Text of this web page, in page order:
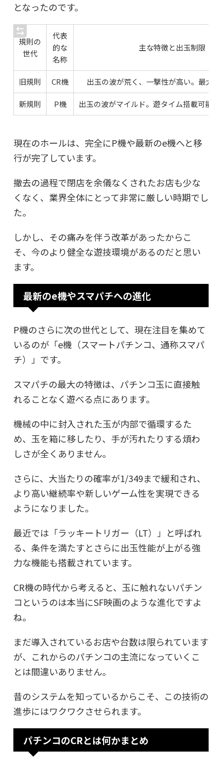
となったのです。
規則の
世代
代表
的な
名称
主な特徴と出玉制限
旧規則 CR機 出玉の波が荒く、一撃性が高い。最大
新規則 P機 出玉の波がマイルド。遊タイム搭載可能
現在のホールは、完全にP機や最新のe機へと移
行が完了しています。
撤去の過程で閉店を余儀なくされたお店も少な
くなく、業界全体にとって非常に厳しい時期でし
た。
しかし、その痛みを伴う改革があったからこ
そ、今のより健全な遊技環境があるのだと思い
ます。
最新のe機やスマパチへの進化
P機のさらに次の世代として、現在注目を集めて
いるのが「e機（スマートパチンコ、通称スマパ
チ）」です。
スマパチの最大の特徴は、パチンコ玉に直接触
れることなく遊べる点にあります。
機械の中に封入された玉が内部で循環するた
め、玉を箱に移したり、手が汚れたりする煩わ
しさが全くありません。
さらに、大当たりの確率が1/349まで緩和され、
より高い継続率や新しいゲーム性を実現できる
ようになりました。
最近では「ラッキートリガー（LT）」と呼ばれ
る、条件を満たすとさらに出玉性能が上がる強
力な機能も搭載されています。
CR機の時代から考えると、玉に触れないパチン
コというのは本当にSF映画のような進化ですよ
ね。
まだ導入されているお店や台数は限られています
が、これからのパチンコの主流になっていくこ
とは間違いありません。
昔のシステムを知っているからこそ、この技術の
進歩にはワクワクさせられます。
パチンコのCRとは何かまとめ